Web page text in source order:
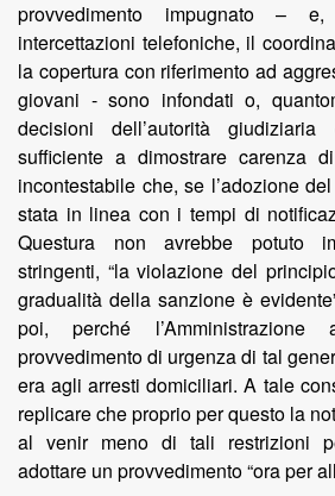
provvedimento impugnato –
intercettazioni telefoniche, il
la copertura con riferimento ad
giovani - sono infondati o,
decisioni dell’autorità
sufficiente a dimostrare carenza
incontestabile che, se l’adozione
stata in linea con i tempi di
Questura non avrebbe potuto
stringenti, “la violazione del
gradualità della sanzione è
poi, perché
provvedimento di urgenza di tal
era agli arresti domiciliari. A tale
replicare che proprio per questo la
al venir meno di tali restrizioni
adottare un provvedimento “ora per